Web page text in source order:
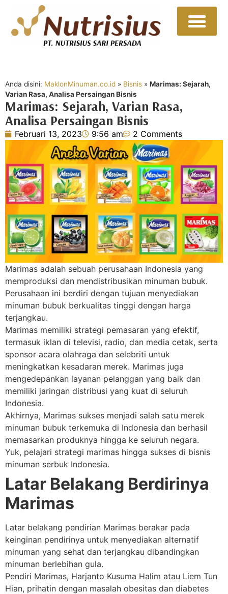
Anda disini: MaklonMinuman.co.id » Bisnis » Marimas: Sejarah,
Varian Rasa, Analisa Persaingan Bisnis
Marimas: Sejarah, Varian Rasa,
Analisa Persaingan Bisnis
Februari 13, 2023 9:56 am 2 Comments
Marimas adalah sebuah perusahaan Indonesia yang
memproduksi dan mendistribusikan minuman bubuk.
Perusahaan ini berdiri dengan tujuan menyediakan
minuman bubuk berkualitas tinggi dengan harga
terjangkau.
Marimas memiliki strategi pemasaran yang efektif,
termasuk iklan di televisi, radio, dan media cetak, serta
sponsor acara olahraga dan selebriti untuk
meningkatkan kesadaran merek. Marimas juga
mengedepankan layanan pelanggan yang baik dan
memiliki jaringan distribusi yang kuat di seluruh
Indonesia.
Akhirnya, Marimas sukses menjadi salah satu merek
minuman bubuk terkemuka di Indonesia dan berhasil
memasarkan produknya hingga ke seluruh negara.
Yuk, pelajari strategi marimas hingga sukses di bisnis
minuman serbuk Indonesia.
Latar Belakang Berdirinya
Marimas
Latar belakang pendirian Marimas berakar pada
keinginan pendirinya untuk menyediakan alternatif
minuman yang sehat dan terjangkau dibandingkan
minuman berlebihan gula.
Pendiri Marimas, Harjanto Kusuma Halim atau Liem Tun
Hian, prihatin dengan masalah obesitas dan diabetes